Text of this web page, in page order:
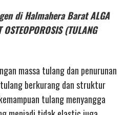
di Halmahera Barat ALGA
(TULANG
massa tulang dan penurunan
berkurang dan struktur
tulang menyangga